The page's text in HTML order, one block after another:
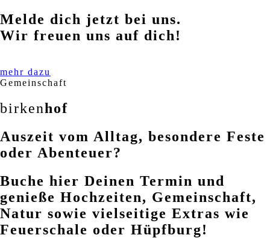
Melde dich jetzt bei uns.
Wir freuen uns auf dich!
mehr dazu
Gemeinschaft
birkenhof
Auszeit vom Alltag, besondere Feste
oder Abenteuer?
Buche hier Deinen Termin und
genieße Hochzeiten, Gemeinschaft,
Natur sowie vielseitige Extras wie
Feuerschale oder Hüpfburg!